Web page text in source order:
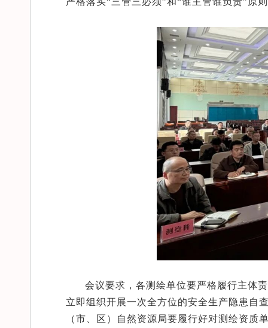
会议要求，各测绘单位要严格履行主体
立即组织开展一次全方位的安全生产隐患自
（市、区）自然资源局要履行好对测绘资